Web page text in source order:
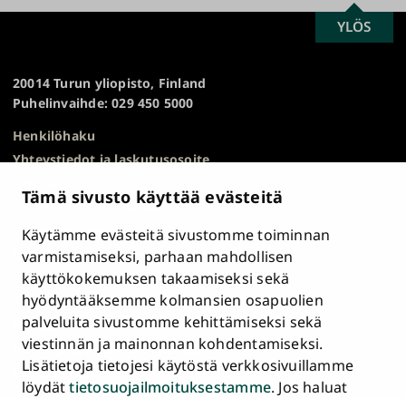
Tämä sivusto käyttää evästeitä
Käytämme evästeitä sivustomme toiminnan
varmistamiseksi, parhaan mahdollisen
käyttökokemuksen takaamiseksi sekä
hyödyntääksemme kolmansien osapuolien
palveluita sivustomme kehittämiseksi sekä
viestinnän ja mainonnan kohdentamiseksi.
Lisätietoja tietojesi käytöstä verkkosivuillamme
löydättietosuojailmoituksestamme. Jos haluat
20014 Turun yliopisto, Finland
Puhelinvaihde: 029 450 5000
Henkilöhaku
Yhteystiedot ja laskutusosoite
HR Excellence in Research
Tietosuojailmoitus
Asiakirjajulkisuuskuvaus ja tietopyynnöt
Väärinkäytösepäilyt
Saavutettavuusseloste
Palaute
Intranet ja sähköiset työkalut
Evästeasetukset
SCROLL
TO
YLÖS